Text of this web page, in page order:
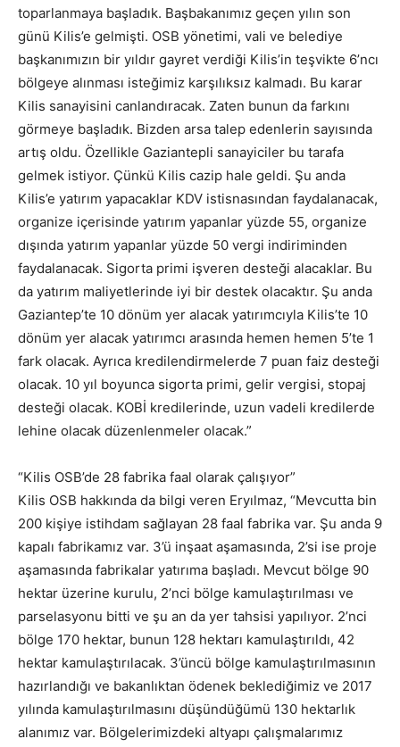
toparlanmaya başladık. Başbakanımız geçen yılın son
günü Kilis’e gelmişti. OSB yönetimi, vali ve belediye
başkanımızın bir yıldır gayret verdiği Kilis’in teşvikte 6’ncı
bölgeye alınması isteğimiz karşılıksız kalmadı. Bu karar
Kilis sanayisini canlandıracak. Zaten bunun da farkını
görmeye başladık. Bizden arsa talep edenlerin sayısında
artış oldu. Özellikle Gaziantepli sanayiciler bu tarafa
gelmek istiyor. Çünkü Kilis cazip hale geldi. Şu anda
Kilis’e yatırım yapacaklar KDV istisnasından faydalanacak,
organize içerisinde yatırım yapanlar yüzde 55, organize
dışında yatırım yapanlar yüzde 50 vergi indiriminden
faydalanacak. Sigorta primi işveren desteği alacaklar. Bu
da yatırım maliyetlerinde iyi bir destek olacaktır. Şu anda
Gaziantep’te 10 dönüm yer alacak yatırımcıyla Kilis’te 10
dönüm yer alacak yatırımcı arasında hemen hemen 5’te 1
fark olacak. Ayrıca kredilendirmelerde 7 puan faiz desteği
olacak. 10 yıl boyunca sigorta primi, gelir vergisi, stopaj
desteği olacak. KOBİ kredilerinde, uzun vadeli kredilerde
lehine olacak düzenlenmeler olacak.”
“Kilis OSB’de 28 fabrika faal olarak çalışıyor”
Kilis OSB hakkında da bilgi veren Eryılmaz, “Mevcutta bin
200 kişiye istihdam sağlayan 28 faal fabrika var. Şu anda 9
kapalı fabrikamız var. 3’ü inşaat aşamasında, 2’si ise proje
aşamasında fabrikalar yatırıma başladı. Mevcut bölge 90
hektar üzerine kurulu, 2’nci bölge kamulaştırılması ve
parselasyonu bitti ve şu an da yer tahsisi yapılıyor. 2’nci
bölge 170 hektar, bunun 128 hektarı kamulaştırıldı, 42
hektar kamulaştırılacak. 3’üncü bölge kamulaştırılmasının
hazırlandığı ve bakanlıktan ödenek beklediğimiz ve 2017
yılında kamulaştırılmasını düşündüğümü 130 hektarlık
alanımız var. Bölgelerimizdeki altyapı çalışmalarımız